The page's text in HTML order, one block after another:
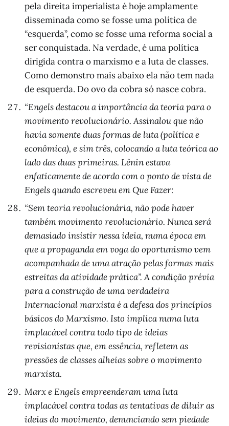
pela direita imperialista é hoje amplamente
disseminada como se fosse uma política de
“esquerda”, como se fosse uma reforma social a
ser conquistada. Na verdade, é uma política
dirigida contra o marxismo e a luta de classes.
Como demonstro mais abaixo ela não tem nada
de esquerda. Do ovo da cobra só nasce cobra.
“Engels destacou a importância da teoria para o
movimento revolucionário. Assinalou que não
havia somente duas formas de luta (política e
econômica), e sim três, colocando a luta teórica ao
lado das duas primeiras. Lênin estava
enfaticamente de acordo com o ponto de vista de
Engels quando escreveu em Que Fazer:
“Sem teoria revolucionária, não pode haver
também movimento revolucionário. Nunca será
demasiado insistir nessa ideia, numa época em
que a propaganda em voga do oportunismo vem
acompanhada de uma atração pelas formas mais
estreitas da atividade prática”. A condição prévia
para a construção de uma verdadeira
Internacional marxista é a defesa dos princípios
básicos do Marxismo. Isto implica numa luta
implacável contra todo tipo de ideias
revisionistas que, em essência, refletem as
pressões de classes alheias sobre o movimento
marxista.
Marx e Engels empreenderam uma luta
implacável contra todas as tentativas de diluir as
ideias do movimento, denunciando sem piedade